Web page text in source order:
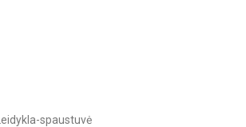
Leidykla-spaustuvė